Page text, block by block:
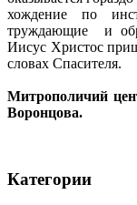
хождение по
труждающие и
Иисус Христос
словах Спасителя.
Митрополичий
Воронцова.
Категории